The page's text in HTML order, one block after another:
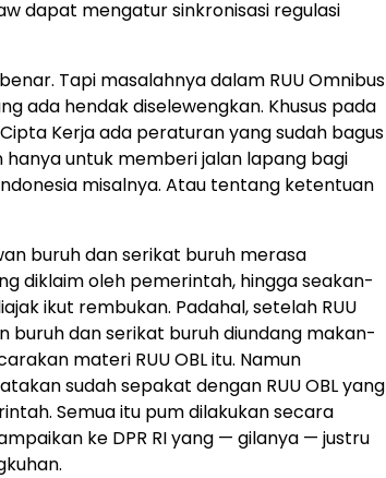
dapat mengatur sinkronisasi regulasi
Tapi masalahnya dalam RUU Omnibus
ada hendak diselewengkan. Khusus pada
Kerja ada peraturan yang sudah bagus
hanya untuk memberi jalan lapang bagi
misalnya. Atau tentang ketentuan
buruh dan serikat buruh merasa
diklaim oleh pemerintah, hingga seakan-
ikut rembukan. Padahal, setelah RUU
buruh dan serikat buruh diundang makan-
materi RUU OBL itu. Namun
sudah sepakat dengan RUU OBL yang
Semua itu pum dilakukan secara
ke DPR RI yang — gilanya — justru